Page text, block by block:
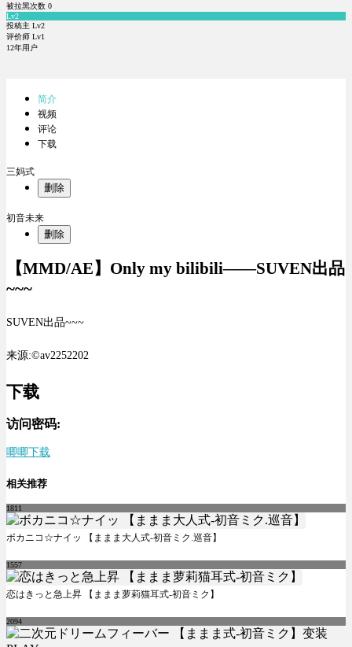
被拉黑次数 0
Lv2
投稿主 Lv2
评价师 Lv1
12年用户
简介
视频
评论
下载
三妈式
删除
初音未来
删除
【MMD/AE】Only my bilibili——SUVEN出品
~~~
SUVEN出品~~~
来源:©av2252202
下载
访问密码:
唧唧下载
相关推荐
1811
ボカニコ☆ナイッ 【ままま大人式-初音ミク.巡音】
1557
恋はきっと急上昇 【ままま萝莉猫耳式-初音ミク】
2094